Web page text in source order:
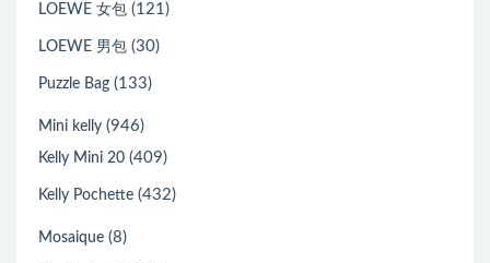
LOEWE 女包 (121)
LOEWE 男包 (30)
Puzzle Bag (133)
Mini kelly (946)
Kelly Mini 20 (409)
Kelly Pochette (432)
Mosaique (8)